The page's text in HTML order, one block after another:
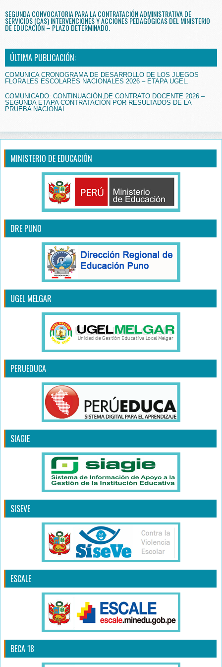
SEGUNDA CONVOCATORIA PARA LA CONTRATACIÓN ADMINISTRATIVA DE
SERVICIOS (CAS) INTERVENCIONES Y ACCIONES PEDAGÓGICAS DEL MINISTERIO
DE EDUCACIÓN – PLAZO DETERMINADO.
ÚLTIMA PUBLICACIÓN:
COMUNICA CRONOGRAMA DE DESARROLLO DE LOS JUEGOS
FLORALES ESCOLARES NACIONALES 2026 – ETAPA UGEL.
COMUNICADO: CONTINUACIÓN DE CONTRATO DOCENTE 2026 –
SEGUNDA ETAPA CONTRATACIÓN POR RESULTADOS DE LA
PRUEBA NACIONAL.
MINISTERIO DE EDUCACIÓN
DRE PUNO
UGEL MELGAR
PERUEDUCA
SIAGIE
SISEVE
ESCALE
BECA 18